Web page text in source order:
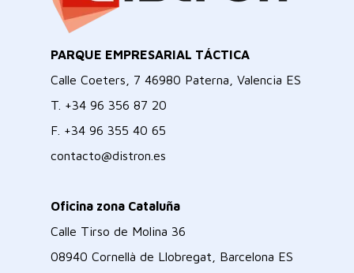
PARQUE EMPRESARIAL TÁCTICA
Calle Coeters, 7 46980 Paterna, Valencia ES
T. +34 96 356 87 20
F. +34 96 355 40 65
contacto@distron.es
Oficina zona Cataluña
Calle Tirso de Molina 36
08940 Cornellà de Llobregat, Barcelona ES